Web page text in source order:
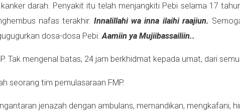
darah. Penyakit itu telah menjangkiti Pebi selama 17
nafas terakhir.Innalillahi wa inna ilaihi raajiun.
dosa-dosa Pebi.Aamiin ya Mujiibassailiin..
Tak mengenal batas, 24 jam berkhidmat kepada umat, dari
seorang tim pemulasaraan FMP.
jenazah dengan ambulans, memandikan, mengkafani,